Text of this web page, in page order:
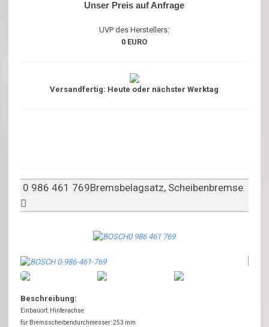
Unser Preis auf Anfrage
UVP des Herstellers:
0 EURO
Versandfertig: Heute oder nächster Werktag
0 986 461 769Bremsbelagsatz, Scheibenbremse
Beschreibung:
Einbauort: Hinterachse
für Bremsscheibendurchmesser: 253 mm